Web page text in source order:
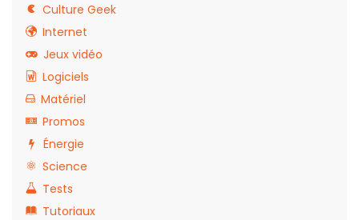
Culture Geek
Internet
Jeux vidéo
Logiciels
Matériel
Promos
Énergie
Science
Tests
Tutoriaux